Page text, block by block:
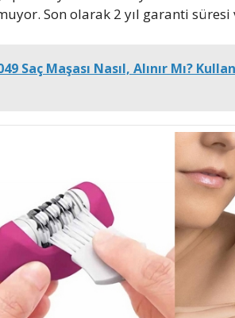
Son olarak 2 yıl garanti süresi
Saç Maşası Nasıl, Alınır Mı?